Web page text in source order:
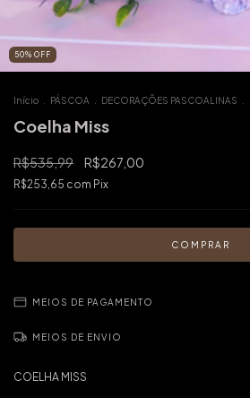
50% OFF
Início PÁSCOA DECORAÇÕES PASCOALINAS
Coelha Miss
R$535,99 R$267,00
R$253,65 com Pix
MEIOS DE PAGAMENTO
MEIOS DE ENVIO
COELHA MISS